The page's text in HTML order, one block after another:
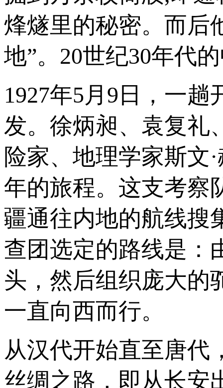
烽燧里的秘密。而后
地”。20世纪30年代
1927年5月9日，一
发。徐炳昶、袁复礼
险家、地理学家斯文
年的旅程。这支考察
疆通往内地的航线搜
查团选定的路线是：
头，然后组织庞大
一直向西而行。
从汉代开始直至唐代
丝绸之路，即从长安